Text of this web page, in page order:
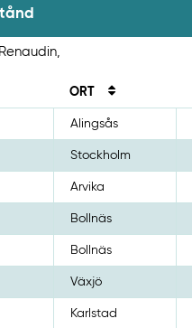
ORT
Alingsås
Stockholm
Arvika
Bollnäs
Bollnäs
Växjö
Karlstad